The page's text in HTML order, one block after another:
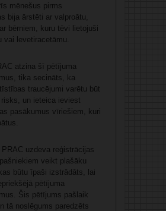
mēnešus pirms
bija ārstēti ar valproātu,
bērniem, kuru tēvi lietojuši
vai levetiracetāmu.
atzina šī pētījuma
tika secināts, ka
traucējumi varētu būt
un ieteica ieviest
pasākumus vīriešiem, kuri
uzdeva reģistrācijas
veikt plašāku
būtu īpaši izstrādāts, lai
pētījuma
Šis pētījums pašlaik
tā noslēgums paredzēts